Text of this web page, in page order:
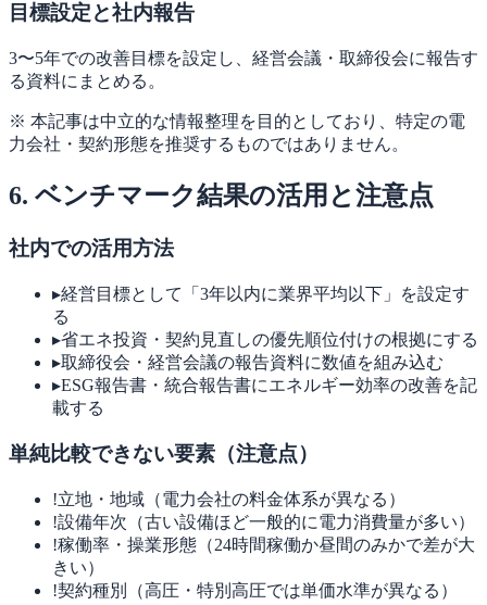
目標設定と社内報告
3〜5年での改善目標を設定し、経営会議・取締役会に報告す
る資料にまとめる。
※ 本記事は中立的な情報整理を目的としており、特定の電
力会社・契約形態を推奨するものではありません。
6. ベンチマーク結果の活用と注意点
社内での活用方法
▸経営目標として「3年以内に業界平均以下」を設定す
る
▸省エネ投資・契約見直しの優先順位付けの根拠にする
▸取締役会・経営会議の報告資料に数値を組み込む
▸ESG報告書・統合報告書にエネルギー効率の改善を記
載する
単純比較できない要素（注意点）
!立地・地域（電力会社の料金体系が異なる）
!設備年次（古い設備ほど一般的に電力消費量が多い）
!稼働率・操業形態（24時間稼働か昼間のみかで差が大
きい）
!契約種別（高圧・特別高圧では単価水準が異なる）